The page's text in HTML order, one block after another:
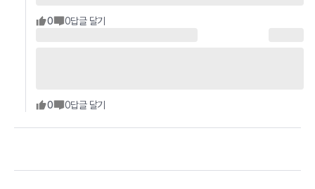
0 0답글 달기
0 0답글 달기